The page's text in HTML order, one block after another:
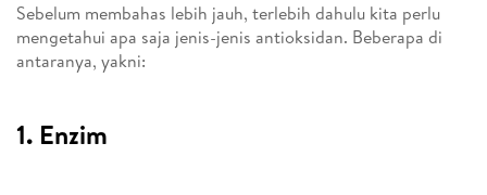
Sebelum membahas lebih jauh, terlebih dahulu kita perlu
mengetahui apa saja jenis-jenis antioksidan. Beberapa di
antaranya, yakni:
1. Enzim